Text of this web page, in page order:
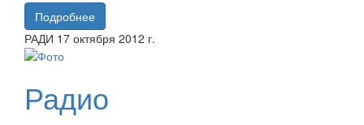
Подробнее
РАДИ 17 октября 2012 г.
Радио